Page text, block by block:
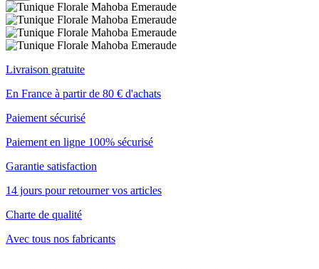
Livraison gratuite
En France à partir de 80 € d'achats
Paiement sécurisé
Paiement en ligne 100% sécurisé
Garantie satisfaction
14 jours pour retourner vos articles
Charte de qualité
Avec tous nos fabricants